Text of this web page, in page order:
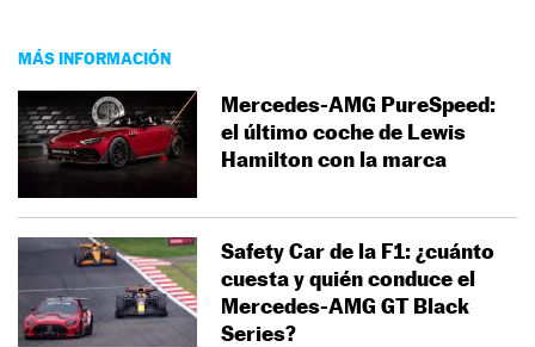
MÁS INFORMACIÓN
Mercedes-AMG PureSpeed:
el último coche de Lewis
Hamilton con la marca
Safety Car de la F1: ¿cuánto
cuesta y quién conduce el
Mercedes-AMG GT Black
Series?